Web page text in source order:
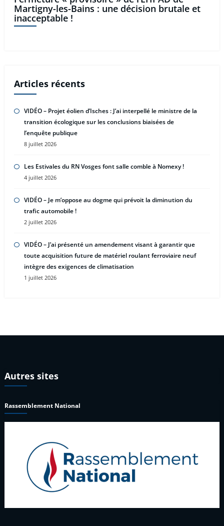
Martigny-les-Bains : une décision brutale et
inacceptable !
Articles récents
VIDÉO – Projet éolien d’Isches : J’ai interpellé le ministre de la
transition écologique sur les conclusions biaisées de
l’enquête publique
8 juillet 2026
Les Estivales du RN Vosges font salle comble à Nomexy !
4 juillet 2026
VIDÉO – Je m’oppose au dogme qui prévoit la diminution du
trafic automobile !
2 juillet 2026
VIDÉO – J’ai présenté un amendement visant à garantir que
toute acquisition future de matériel roulant ferroviaire neuf
intègre des exigences de climatisation
1 juillet 2026
Autres sites
Rassemblement National